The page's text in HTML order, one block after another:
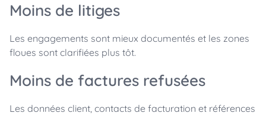
Moins de litiges
Les engagements sont mieux documentés et les zones
floues sont clarifiées plus tôt.
Moins de factures refusées
Les données client, contacts de facturation et références